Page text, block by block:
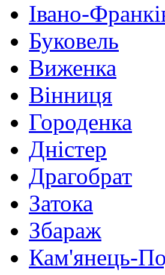
Івано-
Буковель
Виженка
Вінниця
Городенка
Дністер
Драгобрат
Затока
Збараж
Кам'янець-